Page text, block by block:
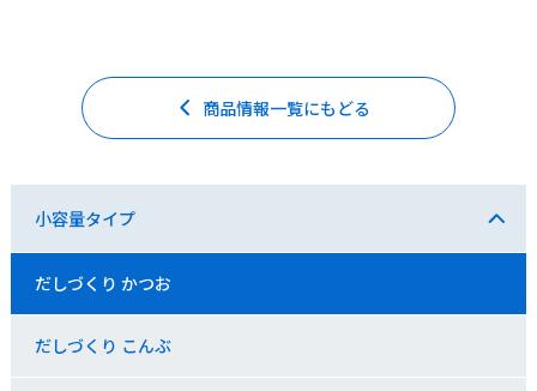
小容量タイプ
だしづくり かつお
だしづくり こんぶ
商品情報一覧にもどる